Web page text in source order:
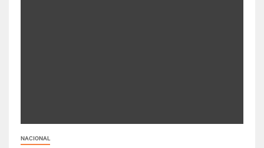
NACIONAL